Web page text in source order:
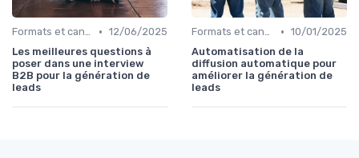
Formats et canaux de diffusion • 12/06/2025
Les meilleures questions à
poser dans une interview
B2B pour la génération de
leads
Formats et canaux de diffusion • 10/01/2025
Automatisation de la
diffusion automatique pour
améliorer la génération de
leads